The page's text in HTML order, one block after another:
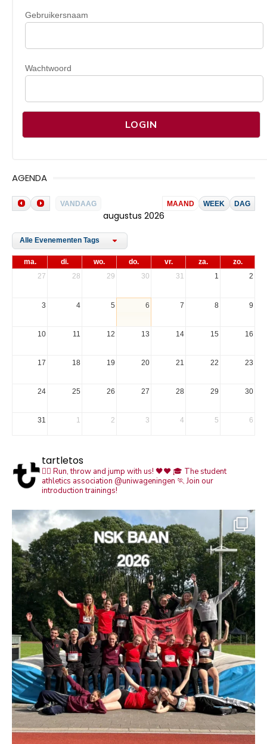
Gebruikersnaam
Wachtwoord
AGENDA
VANDAAG MAAND WEEK DAG
augustus 2026
Alle Evenementen Tags
ma. di. wo. do. vr. za.
zo.
27
28 29 30 31 1 2
3 4 5 6 7 8 9
10 11 12 13 14 15 16
17 18 19 20 21 22 23
24 25 26 27 28 29 30
31 1 2 3 4 5 6
tartletos
🏃‍♀️ Run, throw and jump with us! 🖤❤️🎓 The student
athletics association @uniwageningen 🏃 Join our
introduction trainings!